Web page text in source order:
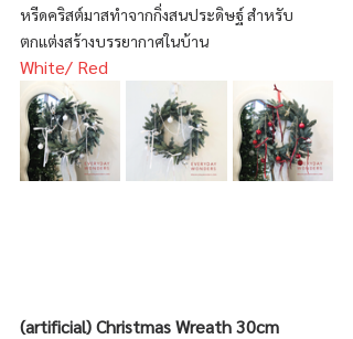
หรีดคริสต์มาสทำจากกิ่งสนประดิษฐ์ สำหรับ
ตกแต่งสร้างบรรยากาศในบ้าน
White/ Red
(artificial) Christmas Wreath 30cm